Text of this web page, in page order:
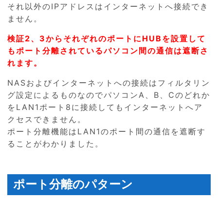
それ以外のIPアドレスはインターネットへ接続でき
ません。
検証2、3からそれぞれのポートにHUBを設置して
もポート分離されているパソコン間の通信は遮断さ
れます。
NASおよびインターネットへの接続はフィルタリン
グ設定によるものなのでパソコンA、B、Cのどれか
をLAN1ポート8に接続してもインターネットへア
クセスできません。
ポート分離機能はLAN1のポート間の通信を遮断す
ることがわかりました。
ポート分離のパターン